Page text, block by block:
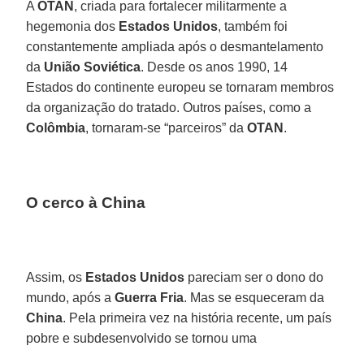
AOTAN , criada para fortalecer militarmente a
hegemonia dos Estados Unidos, também foi
constantemente ampliada após o desmantelamento
da União Soviética. Desde os anos 1990, 14
Estados do continente europeu se tornaram membros
da organização do tratado. Outros países, como a
Colômbia, tornaram-se “parceiros” daOTAN .
O cerco à China
Assim, os Estados Unidos pareciam ser o dono do
mundo, após aGuerra Fria. Mas se esqueceram da
China. Pela primeira vez na história recente, um país
pobre e subdesenvolvido se tornou uma